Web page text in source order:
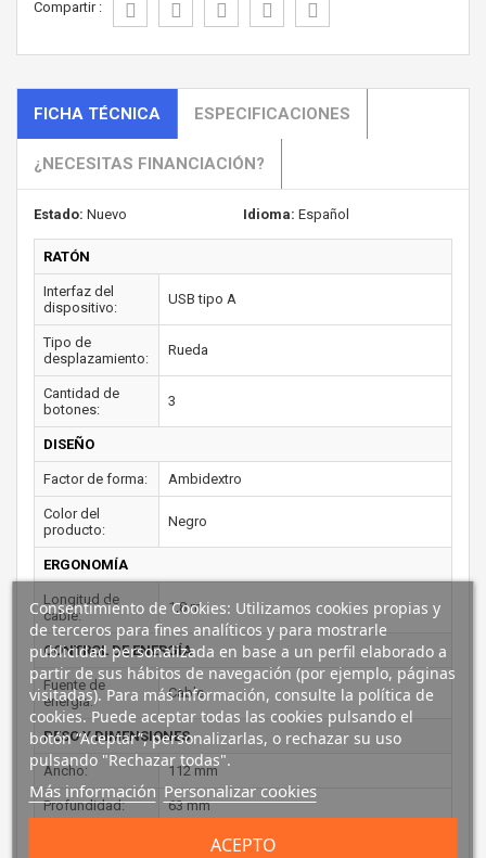
Compartir :
FICHA TÉCNICA ESPECIFICACIONES
¿NECESITAS FINANCIACIÓN?
Estado: Nuevo Idioma: Español
RATÓN
Interfaz del
dispositivo:
USB tipo A
Tipo de
desplazamiento:
Rueda
Cantidad de
botones:
3
DISEÑO
Factor de forma: Ambidextro
Color del
producto:
Negro
ERGONOMÍA
Longitud de
cable:
1,8 m
CONTROL DE ENERGÍA
Fuente de
energía:
Cable
PESO Y DIMENSIONES
Ancho: 112 mm
Profundidad: 63 mm
Consentimiento de Cookies: Utilizamos cookies propias y
de terceros para fines analíticos y para mostrarle
publicidad personalizada en base a un perfil elaborado a
partir de sus hábitos de navegación (por ejemplo, páginas
visitadas). Para más información, consulte la política de
cookies. Puede aceptar todas las cookies pulsando el
botón “Aceptar”, personalizarlas, o rechazar su uso
pulsando "Rechazar todas".
Más información Personalizar cookies
ACEPTO